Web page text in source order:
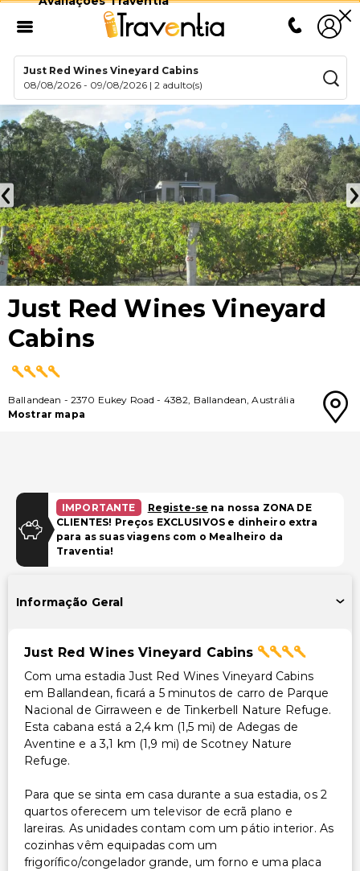
Just Red Wines Vineyard Cabins
08/08/2026 - 09/08/2026 |2 adulto(s)
Just Red Wines Vineyard
Cabins
Ballandean - 2370 Eukey Road - 4382, Ballandean,Austrália
Mostrar mapa
IMPORTANTE Registe-se na nossa ZONA DE
CLIENTES! Preços EXCLUSIVOS e dinheiro extra
para as suas viagens com o Mealheiro da
Traventia!
Informação Geral
Just Red Wines Vineyard Cabins
Com uma estadia Just Red Wines Vineyard Cabins
em Ballandean, ficará a 5 minutos de carro de Parque
Nacional de Girraween e de Tinkerbell Nature Refuge.
Esta cabana está a 2,4 km (1,5 mi) de Adegas de
Aventine e a 3,1 km (1,9 mi) de Scotney Nature
Refuge.
Para que se sinta em casa durante a sua estadia, os 2
quartos oferecem um televisor de ecrã plano e
lareiras. As unidades contam com um pátio interior. As
cozinhas vêm equipadas com um
frigorífico/congelador grande, um forno e uma placa